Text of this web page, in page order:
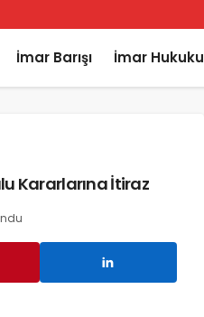
İmar Barışı İmar Hukuku
Kararlarına İtiraz